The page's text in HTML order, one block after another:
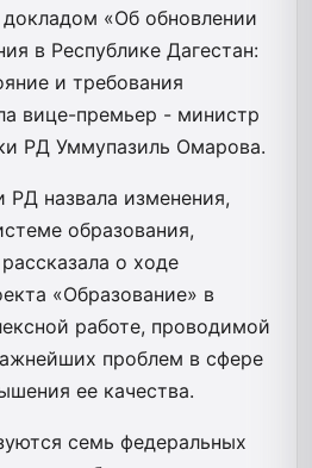
«Об обновлении
в Республике Дагестан:
и требования
вице-премьер - министр
РД Уммупазиль Омарова.
РД назвала изменения,
образования,
о ходе
«Образование» в
работе, проводимой
проблем в сфере
ее качества.
семь федеральных